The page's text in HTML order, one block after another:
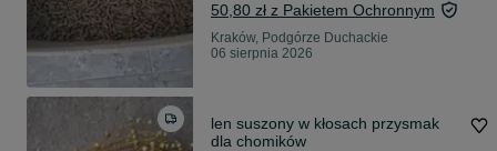
50,80 zł z Pakietem Ochronnym
Kraków, Podgórze Duchackie
06 sierpnia 2026
len suszony w kłosach przysmak
dla chomików